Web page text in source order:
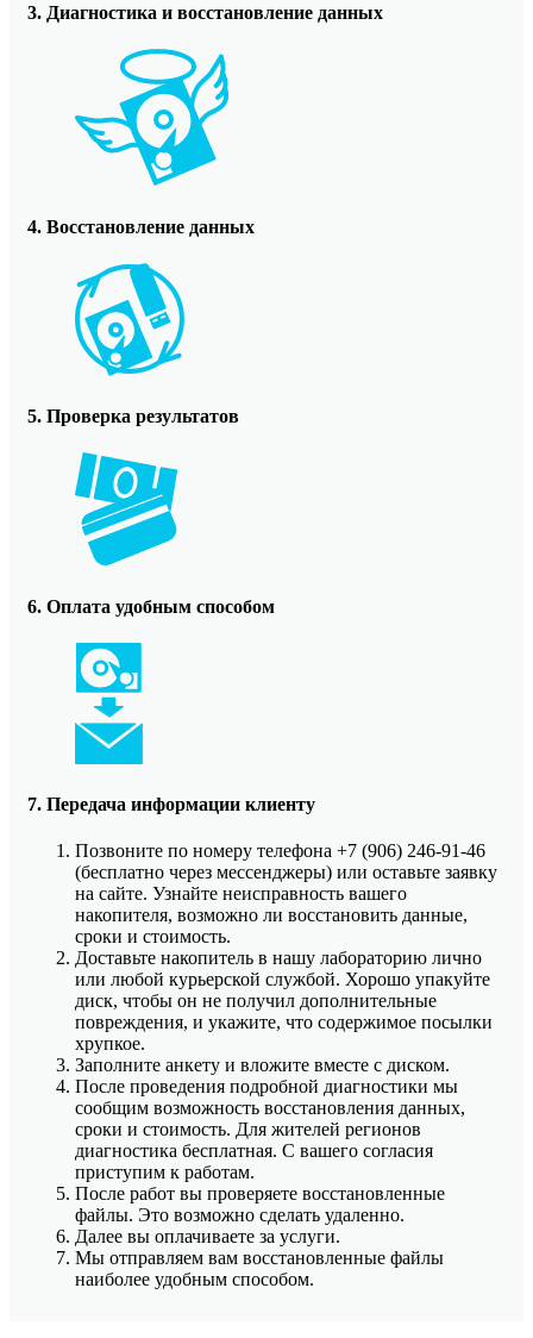
3. Диагностика и восстановление данных
4. Восстановление данных
5. Проверка результатов
6. Оплата удобным способом
7. Передача информации клиенту
Позвоните по номеру телефона +7 (906) 246-91-46
(бесплатно через мессенджеры) или оставьте заявку
на сайте. Узнайте неисправность вашего
накопителя, возможно ли восстановить данные,
сроки и стоимость.
Доставьте накопитель в нашу лабораторию лично
или любой курьерской службой. Хорошо упакуйте
диск, чтобы он не получил дополнительные
повреждения, и укажите, что содержимое посылки
хрупкое.
Заполните анкету и вложите вместе с диском.
После проведения подробной диагностики мы
сообщим возможность восстановления данных,
сроки и стоимость. Для жителей регионов
диагностика бесплатная. С вашего согласия
приступим к работам.
После работ вы проверяете восстановленные
файлы. Это возможно сделать удаленно.
Далее вы оплачиваете за услуги.
Мы отправляем вам восстановленные файлы
наиболее удобным способом.